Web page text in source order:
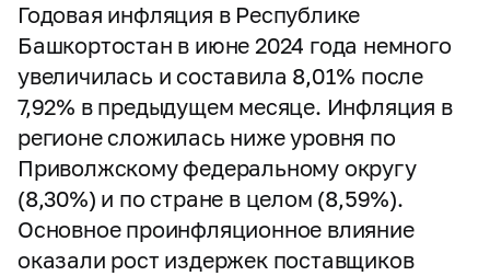
Годовая инфляция в Республике
Башкортостан в июне 2024 года немного
увеличилась и составила 8,01% после
7,92% в предыдущем месяце. Инфляция в
регионе сложилась ниже уровня по
Приволжскому федеральному округу
(8,30%) и по стране в целом (8,59%).
Основное проинфляционное влияние
оказали рост издержек поставщиков